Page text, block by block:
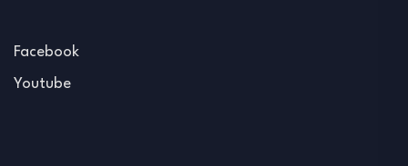
Facebook
Youtube